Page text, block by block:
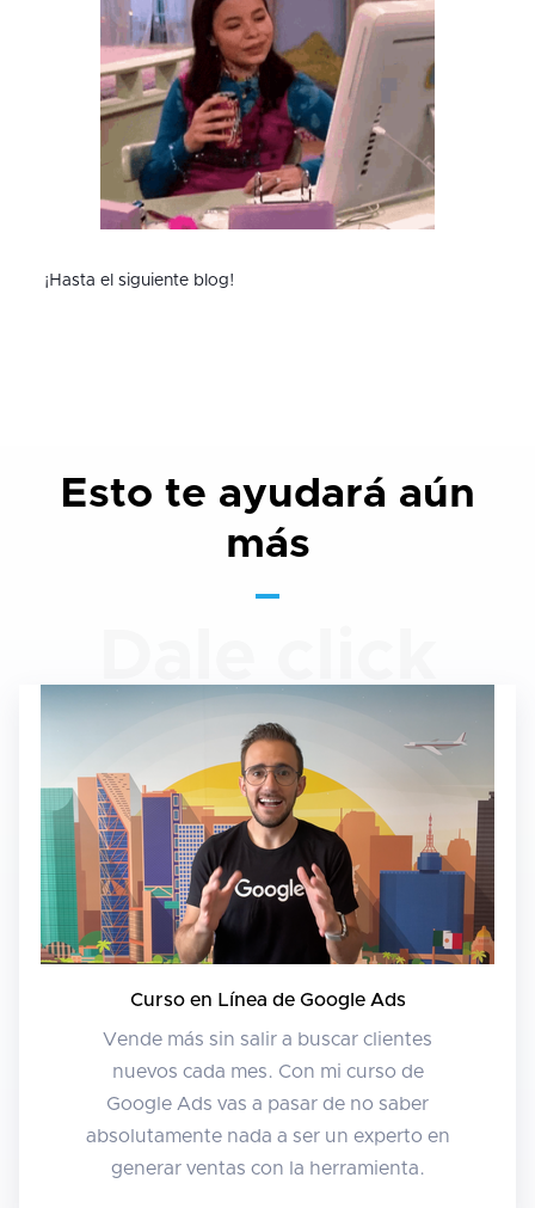
¡Hasta el siguiente blog!
Esto te ayudará aún
más
Curso en Línea de Google Ads
Vende más sin salir a buscar clientes
nuevos cada mes. Con mi curso de
Google Ads vas a pasar de no saber
absolutamente nada a ser un experto en
generar ventas con la herramienta.